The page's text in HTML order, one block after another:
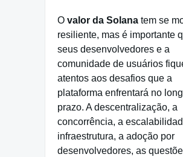
O valor da Solana tem se
resiliente, mas é importante
seus desenvolvedores e a
comunidade de usuários
atentos aos desafios que a
plataforma enfrentará no
prazo. A descentralização, a
concorrência, a
infraestrutura, a adoção por
desenvolvedores, as